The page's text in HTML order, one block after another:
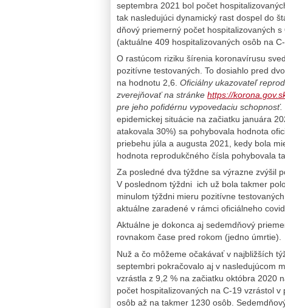
septembra 2021 bol počet
tak nasledujúci dynamický rast dospel do
dňový priemerný počet hospitalizovaných
(aktuálne 409 hospitalizovaných osôb na
O rastúcom riziku šírenia koronavírusu
pozitívne testovaných. To dosiahlo pred
na hodnotu 2,6. Oficiálny ukazovateľ
zverejňovať na stránke https://
pre jeho pofidérnu vypovedaciu schopnosť.
epidemickej situácie na začiatku januára
atakovala 30%) sa pohybovala hodnota
priebehu júla a augusta 2021, kedy bola
hodnota reprodukčného čísla pohybovala
Za posledné dva týždne sa výrazne zvýšil
V poslednom týždni ich už bola takmer
minulom týždni mieru pozitívne
aktuálne zaradené v rámci oficiálneho
Aktuálne je dokonca aj sedemdňový
rovnakom čase pred rokom (jedno úmrtie).
Nuž a čo môžeme očakávať v najbližších
septembri pokračovalo aj v nasledujúcom
vzrástla z 9,2 % na začiatku októbra 2020
počet hospitalizovaných na C-19 vzrástol
osôb až na takmer 1230 osôb.